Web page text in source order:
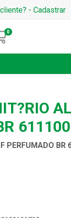
- Cadastrar
0
PERFUMADO BR